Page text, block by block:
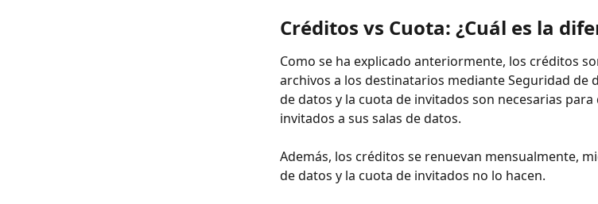
Créditos vs Cuota: ¿Cuál es la
Como se ha explicado anteriormente, los créditos
archivos a los destinatarios mediante Seguridad de
de datos y la cuota de invitados son necesarias
invitados a sus salas de datos.
Además, los créditos se renuevan mensualmente,
de datos y la cuota de invitados no lo hacen.